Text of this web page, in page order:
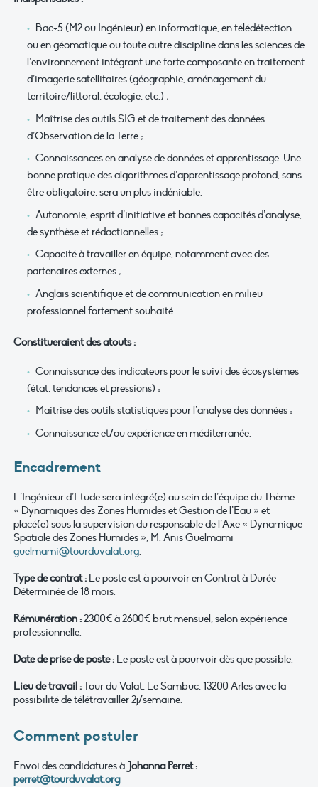
Bac+5 (M2 ou Ingénieur) en informatique, en télédétection
ou en géomatique ou toute autre discipline dans les sciences de
l’environnement intégrant une forte composante en traitement
d’imagerie satellitaires (géographie, aménagement du
territoire/littoral, écologie, etc.) ;
Maîtrise des outils SIG et de traitement des données
d’Observation de la Terre ;
Connaissances en analyse de données et apprentissage. Une
bonne pratique des algorithmes d’apprentissage profond, sans
être obligatoire, sera un plus indéniable.
Autonomie, esprit d’initiative et bonnes capacités d’analyse,
de synthèse et rédactionnelles ;
Capacité à travailler en équipe, notamment avec des
partenaires externes ;
Anglais scientifique et de communication en milieu
professionnel fortement souhaité.
Constitueraient des atouts :
Connaissance des indicateurs pour le suivi des écosystèmes
(état, tendances et pressions) ;
Maitrise des outils statistiques pour l’analyse des données ;
Connaissance et/ou expérience en méditerranée.
Encadrement
L’Ingénieur d’Etude sera intégré(e) au sein de l’équipe du Thème
« Dynamiques des Zones Humides et Gestion de l’Eau » et
placé(e) sous la supervision du responsable de l’Axe « Dynamique
Spatiale des Zones Humides », M. Anis Guelmami
guelmami@tourduvalat.org.
Type de contrat : Le poste est à pourvoir en Contrat à Durée
Déterminée de 18 mois.
Rémunération :2300€ à 2600€ brut mensuel, selon expérience
professionnelle.
Date de prise de poste : Le poste est à pourvoir dès que possible.
Lieu de travail :Tour du Valat, Le Sambuc, 13200 Arles avec la
possibilité de télétravailler 2j/semaine.
Comment postuler
Envoi des candidatures à Johanna Perret :
perret@tourduvalat.org